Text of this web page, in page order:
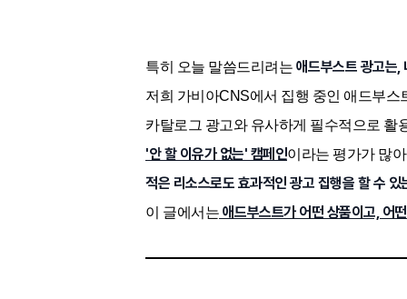
특히 오늘 말씀드리려는 애드부스트 광고는,
저희 가비아CNS에서 집행 중인 애드부스
카탈로그 광고와 유사하게 필수적으로 활
'안 할 이유가 없는' 캠페인이라는 평가가 많
적은 리소스로도 효과적인 광고 집행을 할 수 있
이 글에서는 애드부스트가 어떤 상품이고, 어